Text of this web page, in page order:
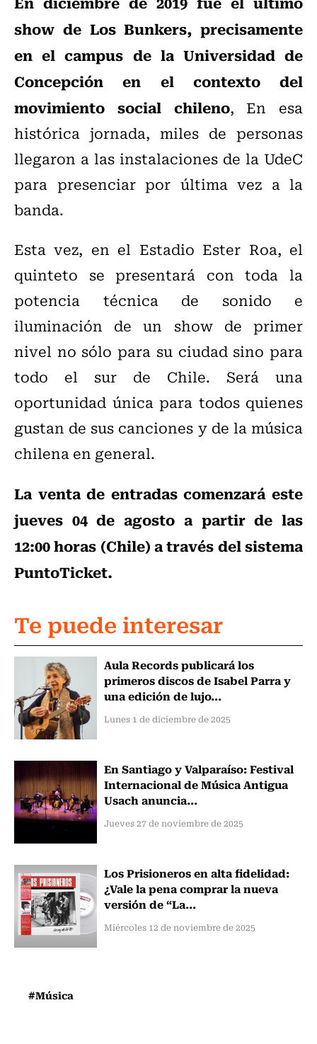
show de Los Bunkers, precisamente
en el campus de la Universidad de
Concepción en el contexto del
movimiento social chileno, En esa
histórica jornada, miles de personas
llegaron a las instalaciones de la UdeC
para presenciar por última vez a la
banda.
Esta vez, en el Estadio Ester Roa, el
quinteto se presentará con toda la
potencia técnica de sonido e
iluminación de un show de primer
nivel no sólo para su ciudad sino para
todo el sur de Chile. Será una
oportunidad única para todos quienes
gustan de sus canciones y de la música
chilena en general.
La venta de entradas comenzará este
jueves 04 de agosto a partir de las
12:00 horas (Chile) a través del sistema
PuntoTicket.
Te puede interesar
Aula Records publicará los
primeros discos de Isabel Parra y
una edición de lujo...
Lunes 1 de diciembre de 2025
En Santiago y Valparaíso: Festival
Internacional de Música Antigua
Usach anuncia...
Jueves 27 de noviembre de 2025
Los Prisioneros en alta fidelidad:
¿Vale la pena comprar la nueva
versión de “La...
Miércoles 12 de noviembre de 2025
#Música